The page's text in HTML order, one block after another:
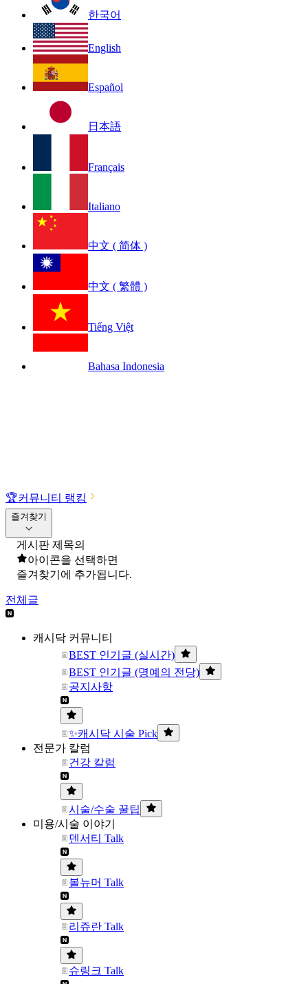
한국어
English
Español
日本語
Français
Italiano
中文 ( 简体 )
中文 ( 繁體 )
Tiếng Việt
Bahasa Indonesia
🏆커뮤니티 랭킹
즐겨찾기
게시판 제목의
아이콘을 선택하면
즐겨찾기에 추가됩니다.
전체글
캐시닥 커뮤니티
BEST 인기글 (실시간)
BEST 인기글 (명예의 전당)
공지사항
✨캐시닥 시술 Pick
전문가 칼럼
건강 칼럼
시술/수술 꿀팁
미용/시술 이야기
덴서티 Talk
볼뉴머 Talk
리쥬란 Talk
슈링크 Talk